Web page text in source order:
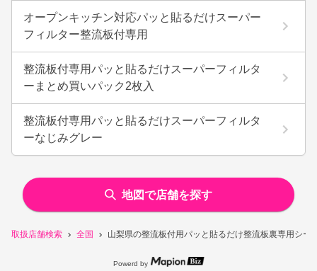
取扱店舗検索 全国 山梨県の整流板付用パッと貼るだけ整流板裏専用シー
オープンキッチン対応パッと貼るだけスーパー
フィルター整流板付専用
整流板付専用パッと貼るだけスーパーフィルタ
ーまとめ買いパック2枚入
整流板付専用パッと貼るだけスーパーフィルタ
ーなじみグレー
地図で店舗を探す
Powerd by